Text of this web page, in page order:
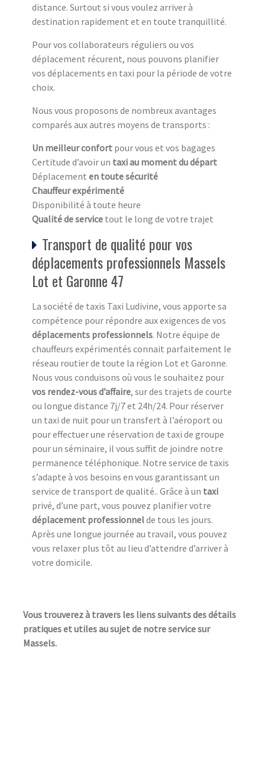
distance. Surtout si vous voulez arriver à
destination rapidement et en toute tranquillité.
Pour vos collaborateurs réguliers ou vos
déplacement récurent, nous pouvons planifier
vos déplacements en taxi pour la période de votre
choix.
Nous vous proposons de nombreux avantages
comparés aux autres moyens de transports :
Un meilleur confort pour vous et vos bagages
Certitude d’avoir un taxi au moment du départ
Déplacement en toute sécurité
Chauffeur expérimenté
Disponibilité à toute heure
Qualité de service tout le long de votre trajet
Transport de qualité pour vos
déplacements professionnels Massels
Lot et Garonne 47
La société de taxis Taxi Ludivine, vous apporte sa
compétence pour répondre aux exigences de vos
déplacements professionnels. Notre équipe de
chauffeurs expérimentés connait parfaitement le
réseau routier de toute la région Lot et Garonne.
Nous vous conduisons où vous le souhaitez pour
vos rendez-vous d’affaire, sur des trajets de courte
ou longue distance 7j/7 et 24h/24. Pour réserver
un taxi de nuit pour un transfert à l’aéroport ou
pour effectuer une réservation de taxi de groupe
pour un séminaire, il vous suffit de joindre notre
permanence téléphonique. Notre service de taxis
s’adapte à vos besoins en vous garantissant un
service de transport de qualité.. Grâce à un taxi
privé, d’une part, vous pouvez planifier votre
déplacement professionnelde tous les jours.
Après une longue journée au travail, vous pouvez
vous relaxer plus tôt au lieu d’attendre d’arriver à
votre domicile.
Vous trouverez à travers les liens suivants des détails
pratiques et utiles au sujet de notre service sur
Massels.